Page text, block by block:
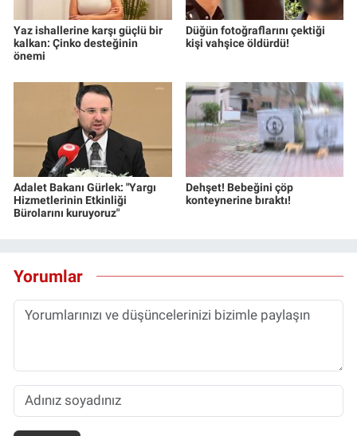
Yaz ishallerine karşı güçlü bir
kalkan: Çinko desteğinin
önemi
Düğün fotoğraflarını çektiği
kişi vahşice öldürdü!
Adalet Bakanı Gürlek: "Yargı
Hizmetlerinin Etkinliği
Bürolarını kuruyoruz"
Dehşet! Bebeğini çöp
konteynerine bıraktı!
Yorumlar